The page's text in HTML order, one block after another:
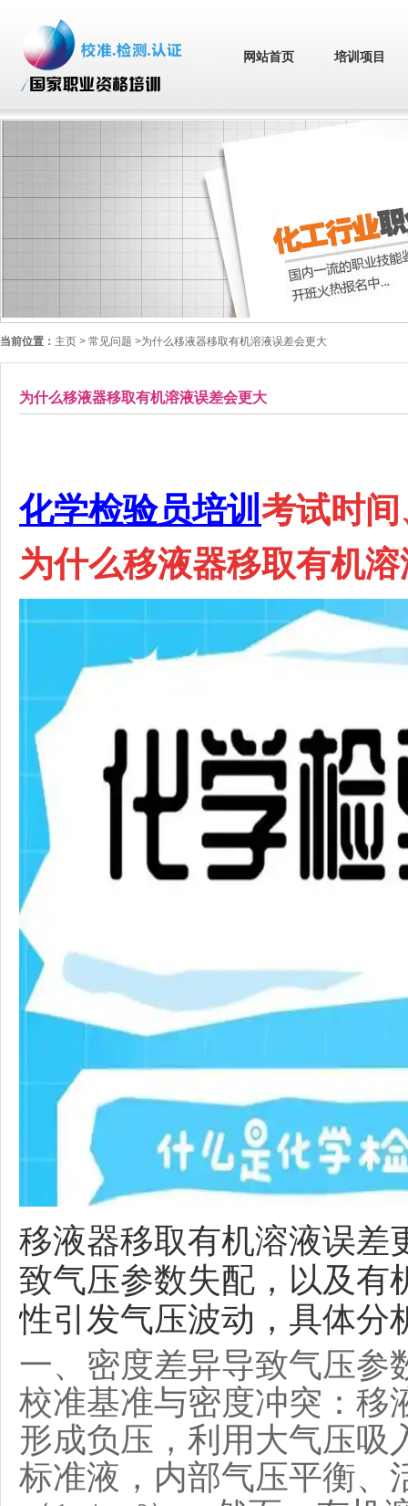
网站首页 培训项目
当前位置： 主页 > 常见问题 >为什么移液器移取有机溶液误差会更大
为什么移液器移取有机溶液误差会更大
化学检验员培训 考试时间
为什么移液器移取有机
移液器移取有机溶液误差
致气压参数失配，以及有
性引发气压波动，具体分
一、密度差异导致气压参
校准基准与密度冲突：移
形成负压，利用大气压吸
标准液，内部气压平衡、